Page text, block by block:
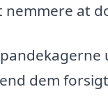
nemmere at
dem